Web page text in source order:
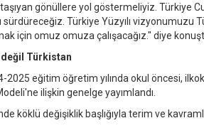
gönüllere yol göstermeliyiz. Türkiye
Türkiye Yüzyılı vizyonumuzu
için omuz omuza çalışacağız." diye
Türkistan
2025 eğitim öğretim yılında okul öncesi,
ilişkin genelge yayımlandı.
köklü değişiklik başlığıyla terim ve